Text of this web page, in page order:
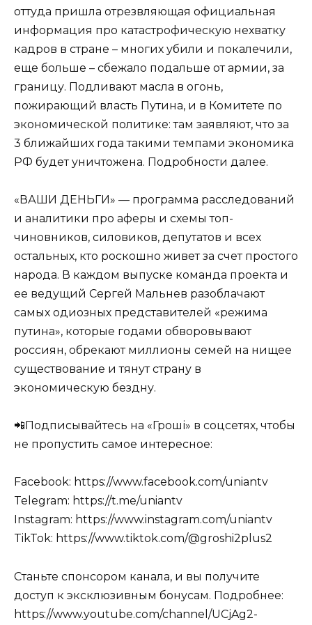
оттуда пришла отрезвляющая официальная
информация про катастрофическую нехватку
кадров в стране – многих убили и покалечили,
еще больше – сбежало подальше от армии, за
границу. Подливают масла в огонь,
пожирающий власть Путина, и в Комитете по
экономической политике: там заявляют, что за
3 ближайших года такими темпами экономика
РФ будет уничтожена. Подробности далее.
«ВАШИ ДЕНЬГИ» — программа расследований
и аналитики про аферы и схемы топ-
чиновников, силовиков, депутатов и всех
остальных, кто роскошно живет за счет простого
народа. В каждом выпуске команда проекта и
ее ведущий Сергей Мальнев разоблачают
самых одиозных представителей «режима
путина», которые годами обворовывают
россиян, обрекают миллионы семей на нищее
существование и тянут страну в
экономическую бездну.
📲Подписывайтесь на «Гроші» в соцсетях, чтобы
не пропустить самое интересное:
Facebook: https://www.facebook.com/uniantv
Telegram: https://t.me/uniantv
Instagram: https://www.instagram.com/uniantv
TikTok: https://www.tiktok.com/@groshi2plus2
Станьте спонсором канала, и вы получите
доступ к эксклюзивным бонусам. Подробнее:
https://www.youtube.com/channel/UCjAg2-